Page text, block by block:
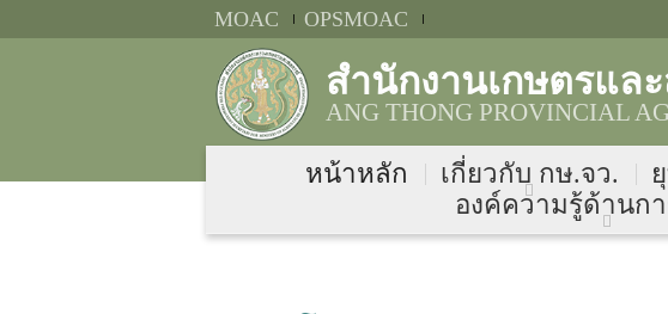
MOAC OPSMOAC
สำนักงานเกษตรแล
ANG THONG PROVINCIAL
หน้าหลัก เกี่ยวกับ กษ.จว.
องค์ความรู้ด้านก